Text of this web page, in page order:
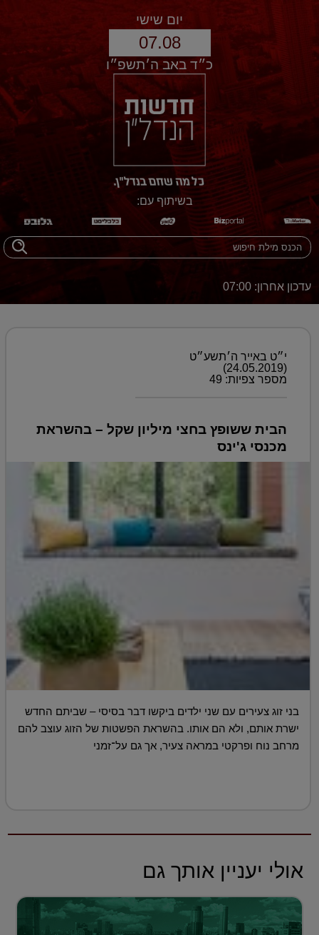
יום שישי
07.08
כ״ד באב ה׳תשפ״ו
בשיתוף עם:
עדכון אחרון: 07:00
י״ט באייר ה׳תשע״ט
(24.05.2019)
מספר צפיות: 49
הבית ששופץ בחצי מיליון שקל – בהשראת
מכנסי ג'ינס
בני זוג צעירים עם שני ילדים ביקשו דבר בסיסי – שביתם החדש
ישרת אותם, ולא הם אותו. בהשראת הפשטות של הזוג עוצב להם
מרחב נוח ופרקטי במראה צעיר, אך גם על־זמני
אולי יעניין אותך גם